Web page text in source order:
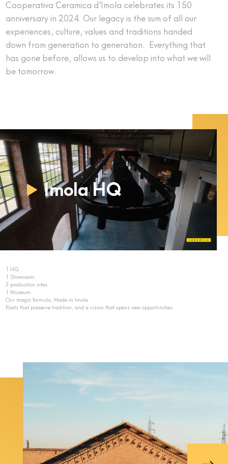
Cooperativa Ceramica d’Imola celebrates its 150
anniversary in 2024. Our legacy is the sum of all our
experiences, culture, values and traditions handed
down from generation to generation. Everything that
has gone before, allows us to develop into what we will
be tomorrow.
Imola HQ
1 HQ.
1 Showroom.
3 production sites.
1 Museum.
Our magic formula, Made in Imola.
Roots that preserve tradition, and a vision that opens new opportunities.